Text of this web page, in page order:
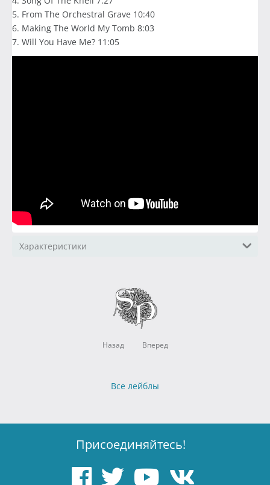
5. From The Orchestral Grave 10:40
6. Making The World My Tomb 8:03
7. Will You Have Me? 11:05
Характеристики
Назад Вперед
Все лейблы
Присоединяйтесь!